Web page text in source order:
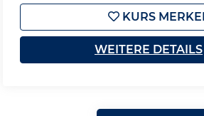
KURS
WEITERE DETAILS